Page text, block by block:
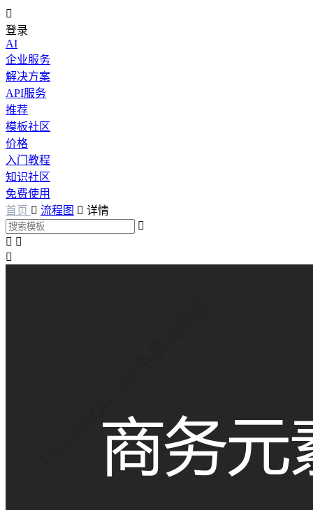

登录
AI
企业服务
解决方案
API服务
推荐
模板社区
价格
入门教程
知识社区
免费使用
首页  流程图  详情

 
